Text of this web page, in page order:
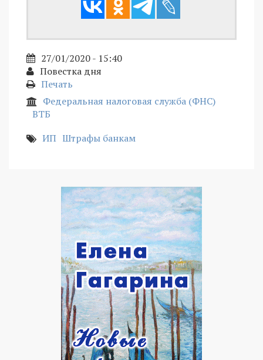
27/01/2020 - 15:40
Повестка дня
Печать
Федеральная налоговая служба (ФНС)
ВТБ
ИП Штрафы банкам